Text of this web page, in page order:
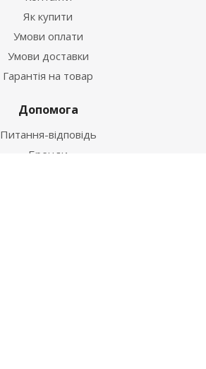
Як купити
Умови оплати
Умови доставки
Гарантія на товар
Допомога
Питання-відповідь
Бренди